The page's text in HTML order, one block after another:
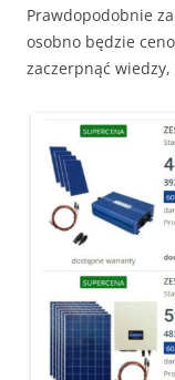
Prawdopodobnie
osobno będzie
zaczerpnąć wiedzy,